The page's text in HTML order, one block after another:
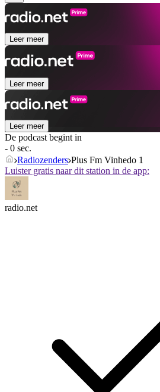
Leer meer
Leer meer
Leer meer
De podcast begint in
- 0 sec.
Radiozenders Plus Fm Vinhedo 1
Luister gratis naar dit station in de app:
radio.net